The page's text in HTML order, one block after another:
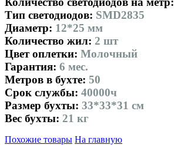
Тип светодиодов: SMD2835
Диаметр: 12*25 мм
Количество жил: 2 шт
Цвет оплетки: Молочный
Гарантия: 6 мес.
Метров в бухте: 50
Срок службы: 40000ч
Размер бухты: 33*33*31 см
Вес бухты: 21 кг
Похожие товары На главную